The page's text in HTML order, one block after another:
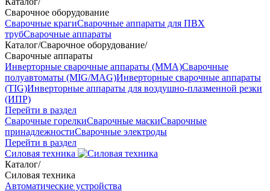
Сварочное оборудование
Сварочные крагиСварочные аппараты для ПВХ
трубСварочные аппараты
Каталог/Сварочное оборудование/
Сварочные аппараты
Инверторные сварочные аппараты (ММА)Сварочные
полуавтоматы (MIG/MAG)Инверторные сварочные аппараты
(TIG)Инверторные аппараты для воздушно-плазменной резки
(ИПР)
Перейти в раздел
Сварочные горелкиСварочные маскиСварочные
принадлежностиСварочные электроды
Перейти в раздел
Силовая техника
Каталог/
Силовая техника
Автоматические устройства